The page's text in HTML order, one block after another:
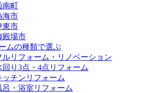
南町
海市
東市
殿場市
ムの種類で選ぶ
ルリフォーム・リノベーション
回り3点・4点リフォーム
ッチンリフォーム
呂・浴室リフォーム